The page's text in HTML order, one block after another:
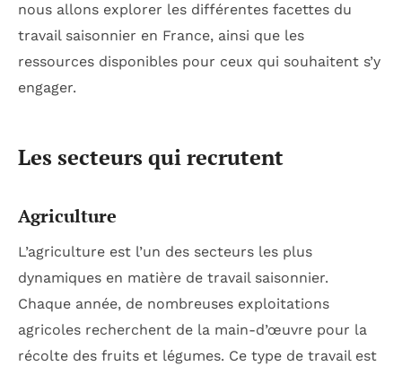
nous allons explorer les différentes facettes du
travail saisonnier en France, ainsi que les
ressources disponibles pour ceux qui souhaitent s’y
engager.
Les secteurs qui recrutent
Agriculture
L’agriculture est l’un des secteurs les plus
dynamiques en matière de travail saisonnier.
Chaque année, de nombreuses exploitations
agricoles recherchent de la main-d’œuvre pour la
récolte des fruits et légumes. Ce type de travail est